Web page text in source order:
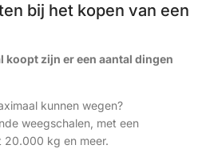
bij het kopen van een
koopt zijn er een aantal dingen
kunnen wegen?
weegschalen, met een
kg en meer.